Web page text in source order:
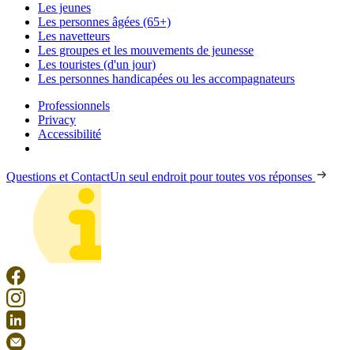
Les jeunes
Les personnes âgées (65+)
Les navetteurs
Les groupes et les mouvements de jeunesse
Les touristes (d'un jour)
Les personnes handicapées ou les accompagnateurs
Professionnels
Privacy
Accessibilité
Questions et ContactUn seul endroit pour toutes vos réponses